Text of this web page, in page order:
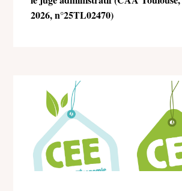
2026, n°25TL02470)